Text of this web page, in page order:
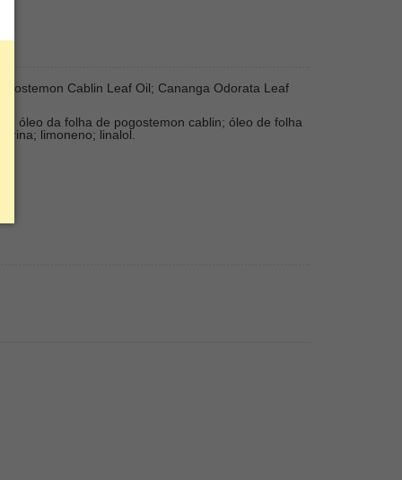
Cablin Leaf Oil; Cananga Odorata Leaf
óleo da folha de pogostemon cablin; óleo de folha
limoneno; linalol.